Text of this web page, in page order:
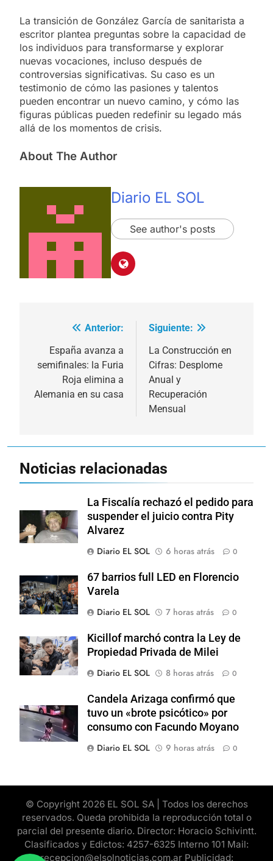
La transición de González García de sanitarista a
escritor plantea preguntas sobre la capacidad de
los individuos para transformarse y explorar
nuevas vocaciones, incluso después de
controversias significativas. Su caso es un
testimonio de cómo las pasiones y talentos
pueden encontrar un nuevo camino, y cómo las
figuras públicas pueden redefinir su legado más
allá de los momentos de crisis.
About The Author
Diario EL SOL
See author's posts
Navegación
entradas
Anterior:
España avanza a
semifinales: la Furia
Roja elimina a
Alemania en su casa
Siguiente:
La Construcción en
Cifras: Desplome
Anual y
Recuperación
Mensual
Noticias relacionadas
La Fiscalía rechazó el pedido para
suspender el juicio contra Pity
Alvarez
Diario EL SOL
6 horas atrás 0
67 barrios full LED en Florencio
Varela
Diario EL SOL
7 horas atrás 0
Kicillof marchó contra la Ley de
Propiedad Privada de Milei
Diario EL SOL
8 horas atrás 0
Candela Arizaga confirmó que
tuvo un «brote psicótico» por
consumo con Facundo Moyano
Diario EL SOL
9 horas atrás 0
© Copyright 2026 EL SOL SA | Todos los derechos
reservados. Queda prohibida la reproducción total o
parcial del presente diario. Director: Horacio Schivintt.
Clasificados y Edictos: 4257-6325 Interno 101 Mail:
recepcion@elsolnoticias.com.ar Publicidad: